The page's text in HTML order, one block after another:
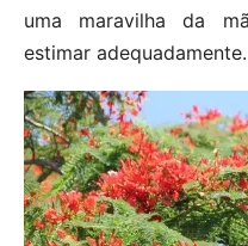
uma maravilha da
estimar adequadamente.